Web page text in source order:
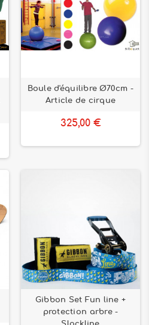
Boule d'équilibre Ø70cm -
Article de cirque
325,00 €
Gibbon Set Fun line +
protection arbre -